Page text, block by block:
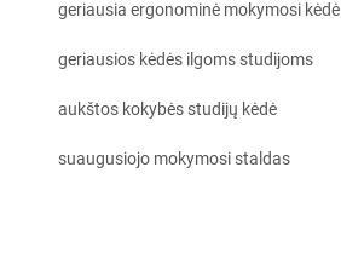
geriausia ergonominė mokymosi kėdė
geriausios kėdės ilgoms studijoms
aukštos kokybės studijų kėdė
suaugusiojo mokymosi staldas